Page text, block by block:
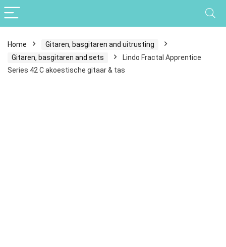
Home
Gitaren, basgitaren and uitrusting
Gitaren, basgitaren and sets
Lindo Fractal Apprentice
Series 42 C akoestische gitaar & tas